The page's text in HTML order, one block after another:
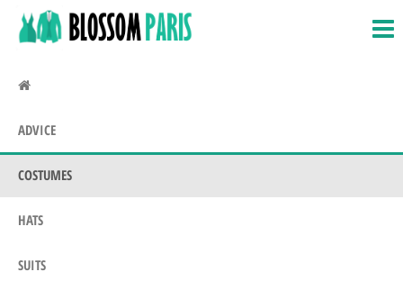
ADVICE
COSTUMES
HATS
SUITS